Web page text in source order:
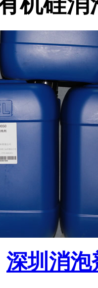
深圳消泡